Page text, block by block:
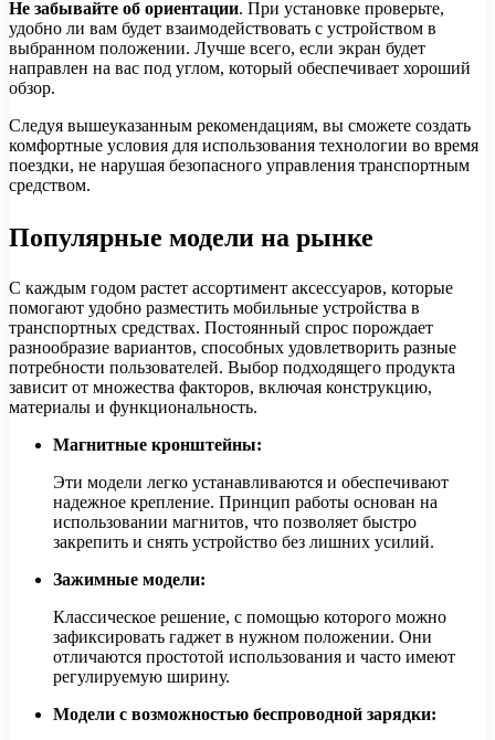
Не забывайте об ориентации. При установке проверьте,
удобно ли вам будет взаимодействовать с устройством в
выбранном положении. Лучше всего, если экран будет
направлен на вас под углом, который обеспечивает хороший
обзор.
Следуя вышеуказанным рекомендациям, вы сможете создать
комфортные условия для использования технологии во время
поездки, не нарушая безопасного управления транспортным
средством.
Популярные модели на рынке
С каждым годом растет ассортимент аксессуаров, которые
помогают удобно разместить мобильные устройства в
транспортных средствах. Постоянный спрос порождает
разнообразие вариантов, способных удовлетворить разные
потребности пользователей. Выбор подходящего продукта
зависит от множества факторов, включая конструкцию,
материалы и функциональность.
Магнитные кронштейны:
Эти модели легко устанавливаются и обеспечивают
надежное крепление. Принцип работы основан на
использовании магнитов, что позволяет быстро
закрепить и снять устройство без лишних усилий.
Зажимные модели:
Классическое решение, с помощью которого можно
зафиксировать гаджет в нужном положении. Они
отличаются простотой использования и часто имеют
регулируемую ширину.
Модели с возможностью беспроводной зарядки: